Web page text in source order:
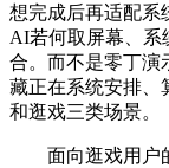
想完成后再适配系
AI若何取屏幕、系
合。而不是零丁演
藏正在系统安排、
和逛戏三类场景。
面向逛戏用户的